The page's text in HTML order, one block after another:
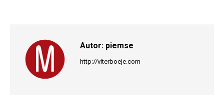
Autor: piemse
http://viterboeje.com